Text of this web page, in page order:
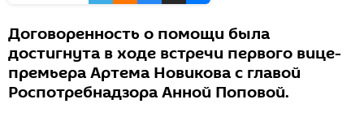
Договоренность о помощи была
достигнута в ходе встречи первого вице-
премьера Артема Новикова с главой
Роспотребнадзора Анной Поповой.